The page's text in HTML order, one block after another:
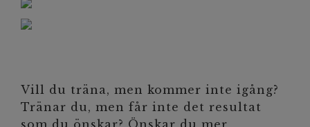
Vill du träna, men kommer inte igång?
Tränar du, men får inte det resultat
som du önskar? Önskar du mer